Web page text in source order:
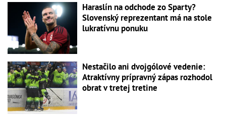
Haraslín na odchode zo Sparty?
Slovenský reprezentant má na stole
lukratívnu ponuku
Nestačilo ani dvojgólové vedenie:
Atraktívny prípravný zápas rozhodol
obrat v tretej tretine